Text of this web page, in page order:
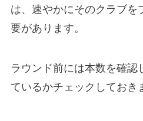
は、速やかにそのクラブを
要があります。
ラウンド前には本数を確認
ているかチェックしておき